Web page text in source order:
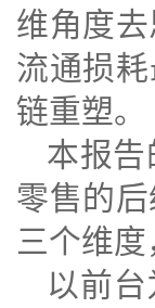
维角度
流通损
链重塑。
本报
零售的
三个维
以前